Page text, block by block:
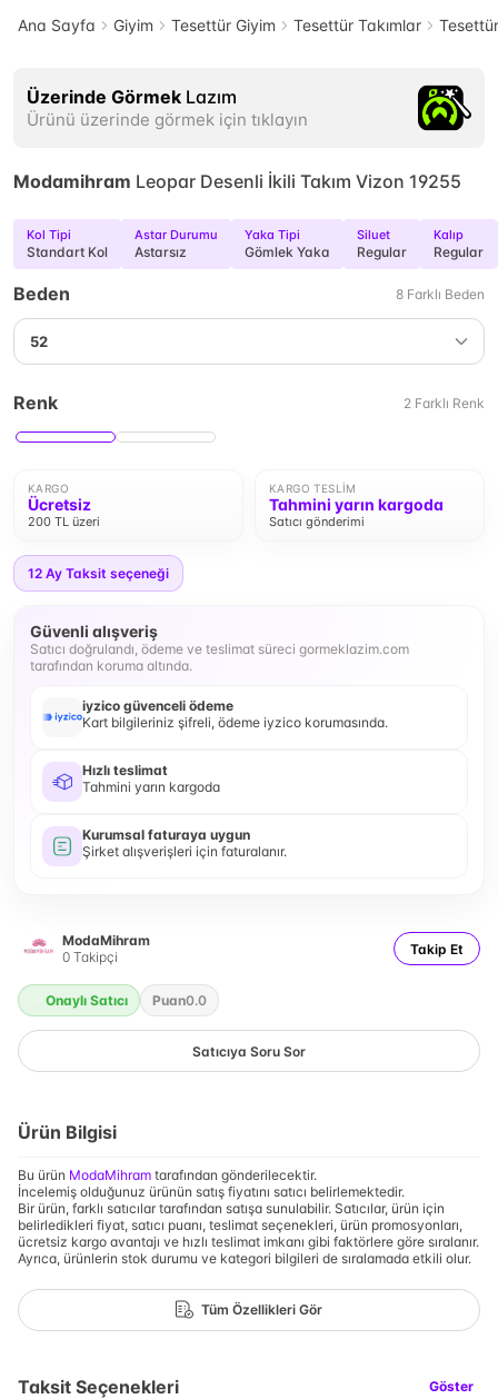
Ana Sayfa Giyim Tesettür Giyim Tesettür Takımlar
Üzerinde Görmek Lazım
Ürünü üzerinde görmek için tıklayın
Modamihram Leopar Desenli İkili Takım Vizon 19255
Kol Tipi
Standart Kol
Astar Durumu
Astarsız
Yaka Tipi
Gömlek Yaka
Siluet
Regular
Kalıp
Regular
Beden 8 Farklı Beden
52
Renk 2 Farklı Renk
KARGO
Ücretsiz
200 TL üzeri
KARGO TESLIM
Tahmini yarın kargoda
Satıcı gönderimi
12 Ay Taksit seçeneği
Güvenli alışveriş
Satıcı doğrulandı, ödeme ve teslimat süreci gormeklazim.com
tarafından koruma altında.
iyzico güvenceli ödeme
Kart bilgileriniz şifreli, ödeme iyzico korumasında.
Hızlı teslimat
Tahmini yarın kargoda
Kurumsal faturaya uygun
Şirket alışverişleri için faturalanır.
ModaMihram
0 Takipçi Takip Et
Onaylı Satıcı Puan0.0
Satıcıya Soru Sor
Ürün Bilgisi
Bu ürün ModaMihram tarafından gönderilecektir.
İncelemiş olduğunuz ürünün satış fiyatını satıcı belirlemektedir.
Bir ürün, farklı satıcılar tarafından satışa sunulabilir. Satıcılar, ürün için
belirledikleri fiyat, satıcı puanı, teslimat seçenekleri, ürün promosyonları,
ücretsiz kargo avantajı ve hızlı teslimat imkanı gibi faktörlere göre sıralanır.
Ayrıca, ürünlerin stok durumu ve kategori bilgileri de sıralamada etkili olur.
Tüm Özellikleri Gör
Taksit Seçenekleri Göster